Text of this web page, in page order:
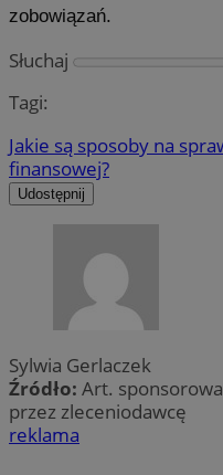
zobowiązań.
Słuchaj
Tagi:
Jakie są sposoby na
finansowej?
Udostępnij
Sylwia Gerlaczek
Źródło: Art.
przez zleceniodawcę
reklama